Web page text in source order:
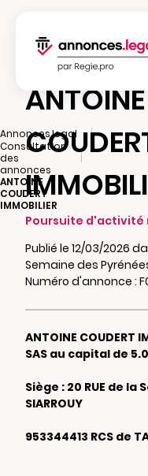
Annonces.legal
|
Consultation
des
annonces
|
ANTOINE
COUDERT
IMMOBILIER
ANTOINE
Poursuite d'activité
Publié le 12/03/2026
Semaine des
Numéro d'annonce :
ANTOINE COUDERT
SAS au capital de
Siège : 20 RUE de la
SIARROUY
953344413 RCS de